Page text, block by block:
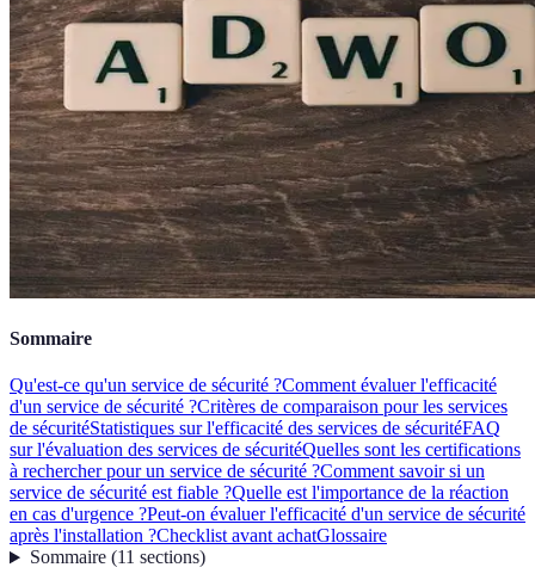
Sommaire
Qu'est-ce qu'un service de sécurité ?Comment évaluer l'efficacité
d'un service de sécurité ?Critères de comparaison pour les services
de sécuritéStatistiques sur l'efficacité des services de sécuritéFAQ
sur l'évaluation des services de sécuritéQuelles sont les certifications
à rechercher pour un service de sécurité ?Comment savoir si un
service de sécurité est fiable ?Quelle est l'importance de la réaction
en cas d'urgence ?Peut-on évaluer l'efficacité d'un service de sécurité
après l'installation ?Checklist avant achatGlossaire
Sommaire(11 sections)